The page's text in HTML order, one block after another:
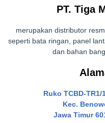
PT. Tiga
merupakan distributor
seperti bata ringan, panel
dan bahan
Ruko TCBD-
Kec.
Jawa Timur